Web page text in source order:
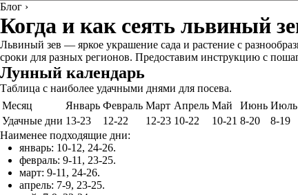
Блог ›
Когда и как сеять львиный
Львиный зев — яркое украшение сада и растение с
сроки для разных регионов. Предоставим инструкцию с
Лунный календарь
Таблица с наиболее удачными днями для посева.
Месяц
Январь Февраль Март Апрель Май Июнь Июль
Удачные дни 13-23 12-22 12-23 10-22 10-21 8-20 8-19
Наименее подходящие дни:
январь: 10-12, 24-26.
февраль: 9-11, 23-25.
март: 9-11, 24-26.
апрель: 7-9, 23-25.